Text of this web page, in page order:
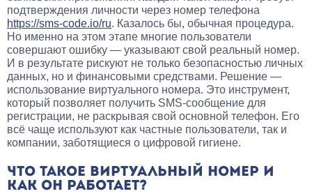
подтверждения личности через номер телефона
https://sms-code.io/ru. Казалось бы, обычная процедура.
Но именно на этом этапе многие пользователи
совершают ошибку — указывают свой реальный номер.
И в результате рискуют не только безопасностью личных
данных, но и финансовыми средствами. Решение —
использование виртуального номера. Это инструмент,
который позволяет получить SMS-сообщение для
регистрации, не раскрывая свой основной телефон. Его
всё чаще используют как частные пользователи, так и
компании, заботящиеся о цифровой гигиене.
ЧТО ТАКОЕ ВИРТУАЛЬНЫЙ НОМЕР И
КАК ОН РАБОТАЕТ?